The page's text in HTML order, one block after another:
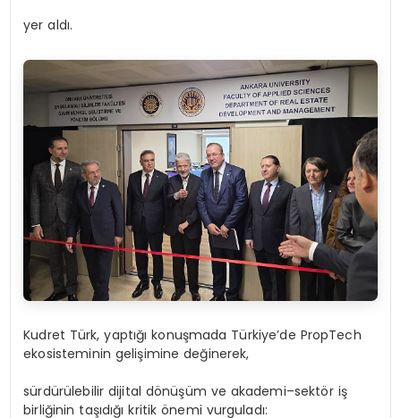
yer aldı.
Kudret Türk, yaptığı konuşmada Türkiye’de PropTech
ekosisteminin gelişimine değinerek,
sürdürülebilir dijital dönüşüm ve akademi–sektör iş
birliğinin taşıdığı kritik önemi vurguladı: